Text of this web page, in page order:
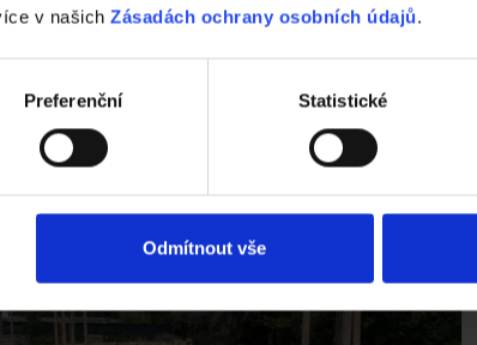
v našich Zásadách ochrany osobních údajů.
Preferenční Statistické
Odmítnout vše
Zajímá vás kde nakoupit dlažbu?
plochou, realizačních firem a zahradních architektů.